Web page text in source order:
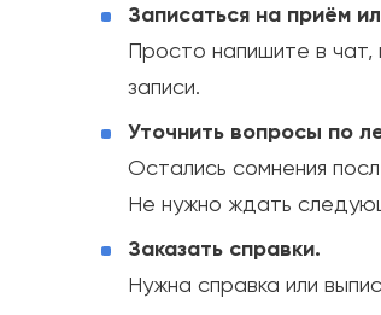
Записаться на приём
Просто напишите в
записи.
Уточнить вопросы по
Остались сомнения
Не нужно ждать
Заказать справки.
Нужна справка или